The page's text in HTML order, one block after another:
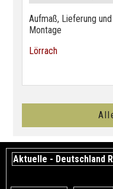
Aufmaß, Lieferung und
Montage
Lörrach
Aktuelle - Deutschland